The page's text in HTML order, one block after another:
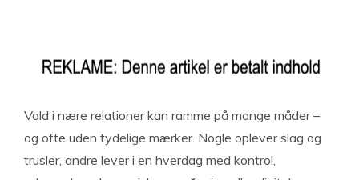
Vold i nære relationer kan ramme på mange måder –
og ofte uden tydelige mærker. Nogle oplever slag og
trusler, andre lever i en hverdag med kontrol,